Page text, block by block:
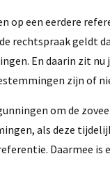
op een eerdere
rechtspraak geldt
En daarin zit nu
zijn of
om de
als deze
Daarmee is